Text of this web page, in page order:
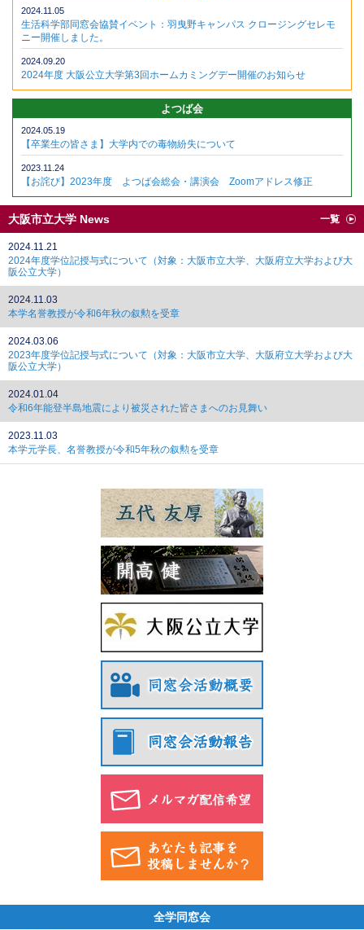
2024.11.05
生活科学部同窓会協賛イベント：羽曳野キャンパス クロージングセレモ
ニー開催しました。
2024.09.20
2024年度 大阪公立大学第3回ホームカミングデー開催のお知らせ
よつば会
2024.05.19
【卒業生の皆さま】大学内での毒物紛失について
2023.11.24
【お詫び】2023年度 よつば会総会・講演会 Zoomアドレス修正
大阪市立大学 News 一覧
2024.11.21
2024年度学位記授与式について（対象：大阪市立大学、大阪府立大学および大
阪公立大学）
2024.11.03
本学名誉教授が令和6年秋の叙勲を受章
2024.03.06
2023年度学位記授与式について（対象：大阪市立大学、大阪府立大学および大
阪公立大学）
2024.01.04
令和6年能登半島地震により被災された皆さまへのお見舞い
2023.11.03
本学元学長、名誉教授が令和5年秋の叙勲を受章
全学同窓会